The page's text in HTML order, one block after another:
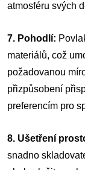
atmosféru svých
7. Pohodlí:
materiálů, což
požadovanou
přizpůsobení
preferencím pro
8. Ušetření
snadno